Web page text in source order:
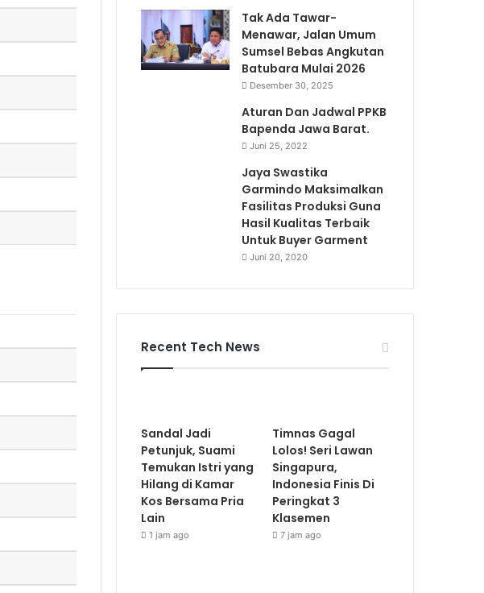
Tak Ada Tawar-
Menawar, Jalan Umum
Sumsel Bebas Angkutan
Batubara Mulai 2026
Desember 30, 2025
Aturan Dan Jadwal PPKB
Bapenda Jawa Barat.
Juni 25, 2022
Jaya Swastika
Garmindo Maksimalkan
Fasilitas Produksi Guna
Hasil Kualitas Terbaik
Untuk Buyer Garment
Juni 20, 2020
Recent Tech News
Sandal Jadi
Petunjuk, Suami
Temukan Istri yang
Hilang di Kamar
Kos Bersama Pria
Lain
1 jam ago
Timnas Gagal
Lolos! Seri Lawan
Singapura,
Indonesia Finis Di
Peringkat 3
Klasemen
7 jam ago